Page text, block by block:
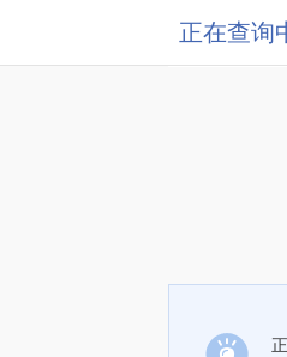
正在查询